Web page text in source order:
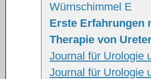
Würnschimmel E
Erste Erfahrungen
Therapie von
Journal für Urologie
Journal für Urologie